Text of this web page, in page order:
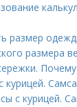
размер
размера
курицей.
с курицей.